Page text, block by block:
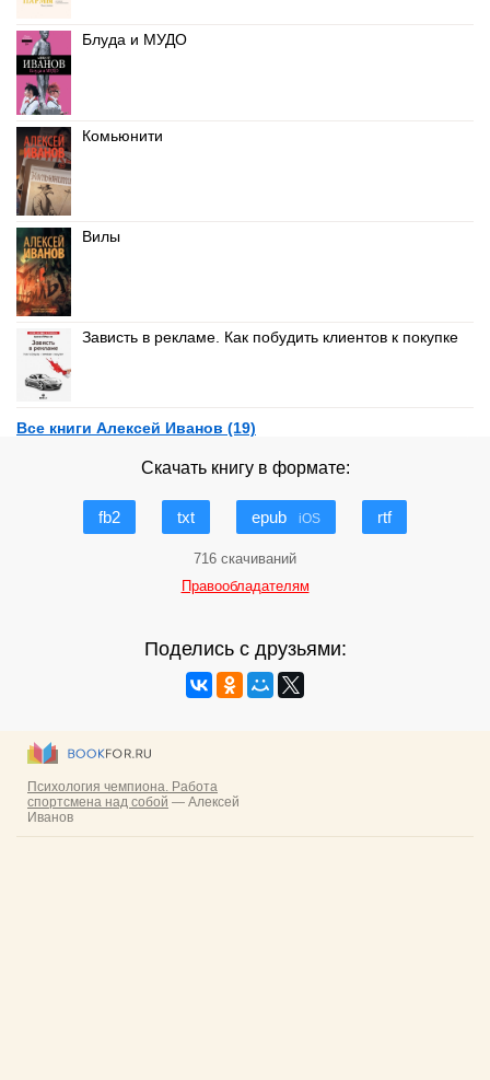
Блуда и МУДО
Комьюнити
Вилы
Зависть в рекламе. Как побудить клиентов к покупке
Все книги Алексей Иванов (19)
Скачать книгу в формате:
fb2 txt epub iOS rtf
716 скачиваний
Правообладателям
Поделись с друзьями: